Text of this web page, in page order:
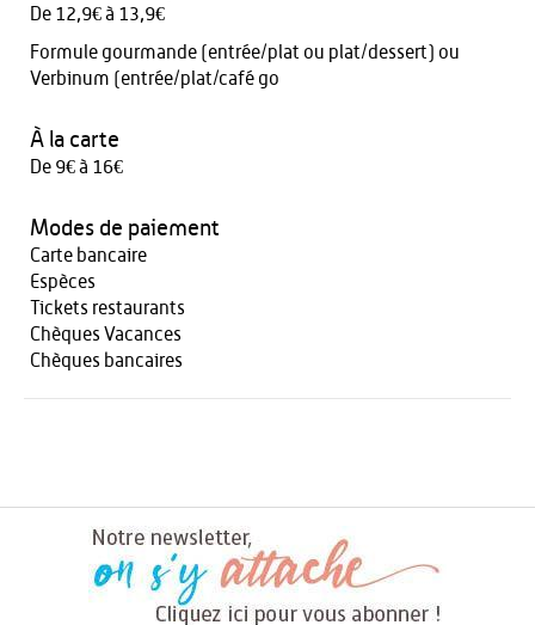
De 12,9€ à 13,9€
Formule gourmande (entrée/plat ou plat/dessert) ou
Verbinum (entrée/plat/café go
À la carte
De 9€ à 16€
Modes de paiement
Carte bancaire
Espèces
Tickets restaurants
Chèques Vacances
Chèques bancaires